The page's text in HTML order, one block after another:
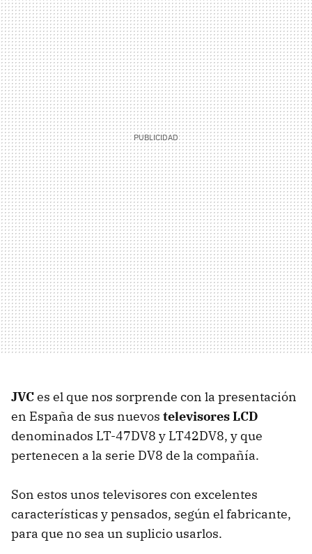
JVCes el que nos sorprende con la presentación
en España de sus nuevos televisores LCD
denominados LT-47DV8 y LT42DV8, y que
pertenecen a la serie DV8 de la compañía.
Son estos unos televisores con excelentes
características y pensados, según el fabricante,
para que no sea un suplicio usarlos.